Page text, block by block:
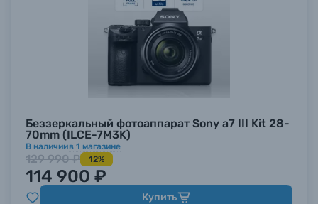
Беззеркальный фотоаппарат Sony a7 III Kit 28-
70mm (ILCE-7M3K)
В наличиив 1 магазине
129 990 ₽ 12%
114 900 ₽
Купить